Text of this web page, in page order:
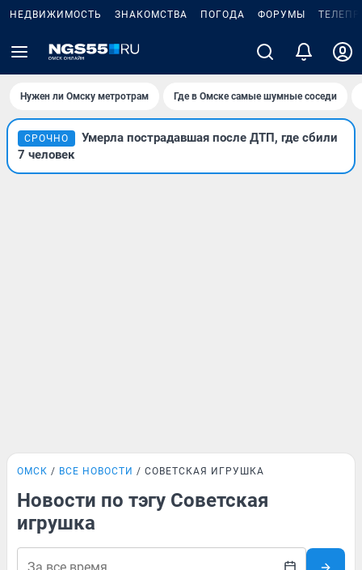
НЕДВИЖИМОСТЬ ЗНАКОМСТВА ПОГОДА ФОРУМЫ
Нужен ли Омску метротрам Где в Омске самые шумные соседи
СРОЧНО
Умерла пострадавшая после ДТП, где сбили
7 человек
ОМСК ВСЕ НОВОСТИ СОВЕТСКАЯ ИГРУШКА
Новости по тэгу Советская
игрушка